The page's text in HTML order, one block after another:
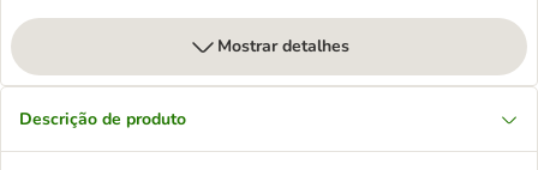
Mostrar detalhes
Descrição de produto